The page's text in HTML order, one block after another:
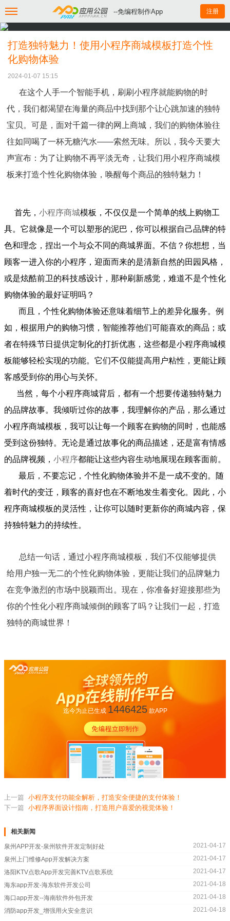
--免编程制作App 注册
打造独特魅力！使用小程序商城模板打造个性
化购物体验
2024-01-07 15:15
在这个人手一个智能手机，刷刷小程序就能购物的时
代，我们都渴望在海量的商品中找到那个让心跳加速的独特
宝贝。可是，面对千篇一律的网上商城，我们的购物体验往
往如同喝了一杯无糖汽水——索然无味。所以，我今天要大
声宣布：为了让购物不再平淡无奇，让我们用小程序商城模
板来打造个性化购物体验，唤醒每个商品的独特魅力！
首先， 小程序商城模板，不仅仅是一个简单的线上购物工
具。它就像是一个可以塑形的泥巴，你可以根据自己品牌的特
色和理念，捏出一个与众不同的商城界面。不信？你想想，当
顾客一进入你的小程序，迎面而来的是清新自然的田园风格，
或是炫酷前卫的科技感设计，那种刷新感觉，难道不是个性化
购物体验的最好证明吗？
而且，个性化购物体验还意味着细节上的差异化服务。例
如，根据用户的购物习惯，智能推荐他们可能喜欢的商品；或
者在特殊节日提供定制化的打折优惠，这些都是小程序商城模
板能够轻松实现的功能。它们不仅能提高用户粘性，更能让顾
客感受到你的用心与关怀。
当然，每个小程序商城背后，都有一个想要传递独特魅力
的品牌故事。我倾听过你的故事，我理解你的产品，那么通过
小程序商城模板，我可以让每一个顾客在购物的同时，也能感
受到这份独特。无论是通过故事化的商品描述，还是富有情感
的品牌视频， 小程序都能让这些内容生动地展现在顾客面前。
最后，不要忘记，个性化购物体验并不是一成不变的。随
着时代的变迁，顾客的喜好也在不断地发生着变化。因此，小
程序商城模板的灵活性，让你可以随时更新你的商城内容，保
持独特魅力的持续性。
总结一句话，通过小程序商城模板，我们不仅能够提供
给用户独一无二的个性化购物体验，更能让我们的品牌魅力
在竞争激烈的市场中脱颖而出。现在，你准备好迎接那些为
你的个性化小程序商城倾倒的顾客了吗？让我们一起，打造
独特的商城世界！
迄今为止已生成 1446425款APP
上一篇 小程序支付功能全解析，打造安全便捷的支付体验！
下一篇 小程序界面设计指南，打造用户喜爱的视觉体验！
相关新闻
泉州APP开发-泉州软件开发定制好处
2021-04-17
泉州上门维修App开发解决方案
2021-04-17
洛阳KTV点歌App开发完善KTV点歌系统
2021-04-17
海东app开发-海东软件开发公司
2021-04-18
海口app开发--海南软件外包开发
2021-04-18
消防app开发_增强用火安全意识
2021-04-18